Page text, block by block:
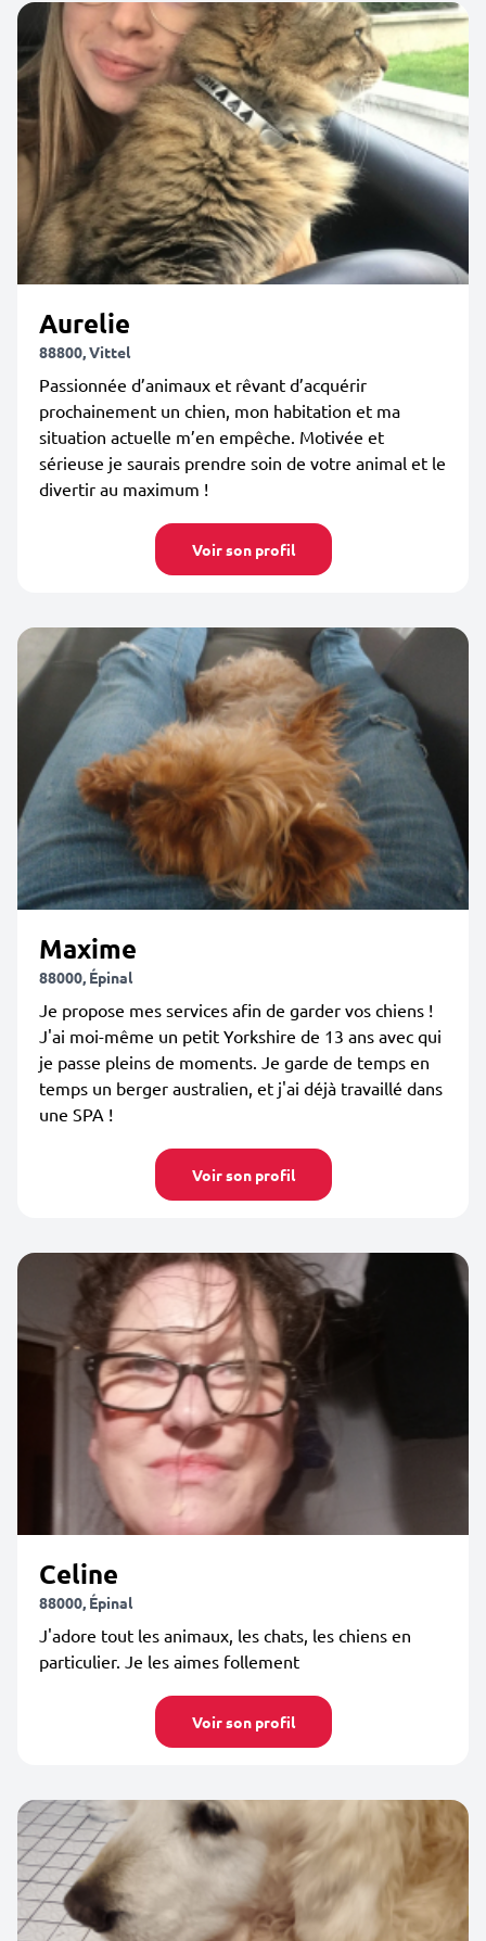
Aurelie
88800, Vittel
Passionnée d’animaux et rêvant d’acquérir
prochainement un chien, mon habitation et ma
situation actuelle m’en empêche. Motivée et
sérieuse je saurais prendre soin de votre animal et le
divertir au maximum !
Voir son profil
Maxime
88000, Épinal
Je propose mes services afin de garder vos chiens !
J'ai moi-même un petit Yorkshire de 13 ans avec qui
je passe pleins de moments. Je garde de temps en
temps un berger australien, et j'ai déjà travaillé dans
une SPA !
Voir son profil
Celine
88000, Épinal
J'adore tout les animaux, les chats, les chiens en
particulier. Je les aimes follement
Voir son profil